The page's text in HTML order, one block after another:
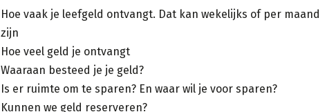
Hoe vaak je leefgeld ontvangt. Dat kan wekelijks of per maand
zijn
Hoe veel geld je ontvangt
Waaraan besteed je je geld?
Is er ruimte om te sparen? En waar wil je voor sparen?
Kunnen we geld reserveren?